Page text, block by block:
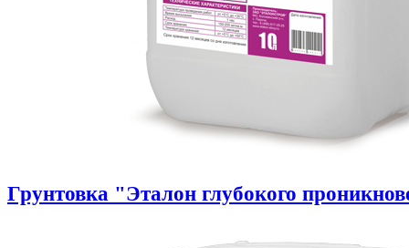
Грунтовка "Эталон глубокого